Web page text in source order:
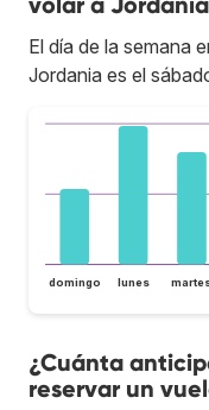
El día de la semana
Jordania es el
domingo lunes
¿Cuánta
reservar un